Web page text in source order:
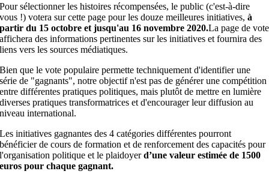
Pour sélectionner les histoires récompensées, le public (c'est-à-dire
vous !) votera sur cette page pour les douze meilleures initiatives,à
partir du 15 octobre et jusqu'au 16 novembre 2020.La page de vote
affichera des informations pertinentes sur les initiatives et fournira des
liens vers les sources médiatiques.
Bien que le vote populaire permette techniquement d'identifier une
série de "gagnants", notre objectif n'est pas de générer une compétition
entre différentes pratiques politiques, mais plutôt de mettre en lumière
diverses pratiques transformatrices et d'encourager leur diffusion au
niveau international.
Les initiatives gagnantes des 4 catégories différentes pourront
bénéficier de cours de formation et de renforcement des capacités pour
l'organisation politique et le plaidoyerd’une valeur estimée de 1500
euros pour chaque gagnant.